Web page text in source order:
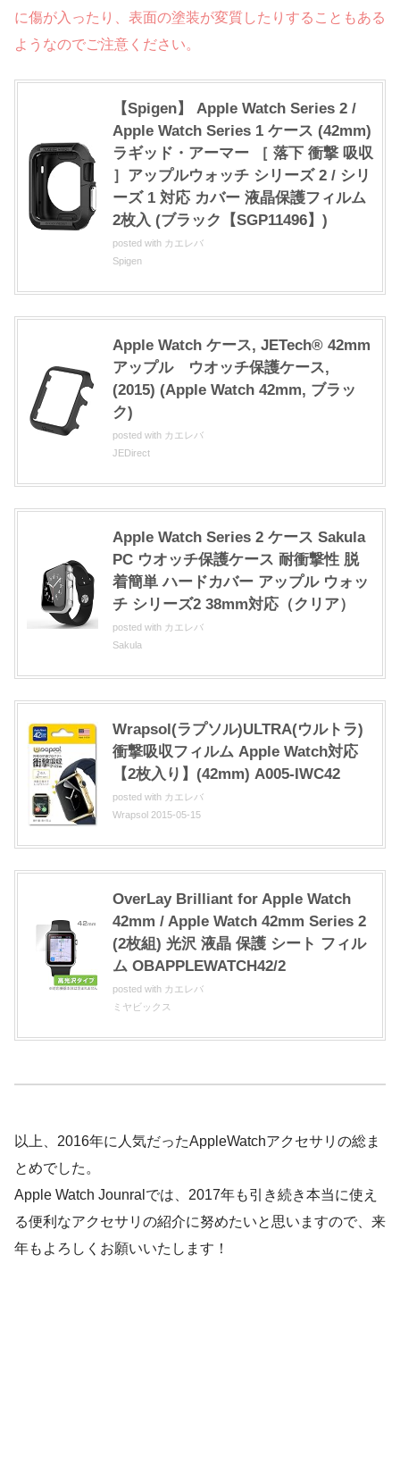
に傷が入ったり、表面の塗装が変質したりすることもある
ようなのでご注意ください。
【Spigen】 Apple Watch Series 2 /
Apple Watch Series 1 ケース (42mm)
ラギッド・アーマー ［ 落下 衝撃 吸収
］アップルウォッチ シリーズ 2 / シリ
ーズ 1 対応 カバー 液晶保護フィルム
2枚入 (ブラック【SGP11496】)
posted with カエレバ
Spigen
Apple Watch ケース, JETech® 42mm
アップル ウオッチ保護ケース,
(2015) (Apple Watch 42mm, ブラッ
ク)
posted with カエレバ
JEDirect
Apple Watch Series 2 ケース Sakula
PC ウオッチ保護ケース 耐衝撃性 脱
着簡単 ハードカバー アップル ウォッ
チ シリーズ2 38mm対応（クリア）
posted with カエレバ
Sakula
Wrapsol(ラプソル)ULTRA(ウルトラ)
衝撃吸収フィルム Apple Watch対応
【2枚入り】(42mm) A005-IWC42
posted with カエレバ
Wrapsol 2015-05-15
OverLay Brilliant for Apple Watch
42mm / Apple Watch 42mm Series 2
(2枚組) 光沢 液晶 保護 シート フィル
ム OBAPPLEWATCH42/2
posted with カエレバ
ミヤビックス
以上、2016年に人気だったAppleWatchアクセサリの総ま
とめでした。
Apple Watch Jounralでは、2017年も引き続き本当に使え
る便利なアクセサリ の紹介に努めたいと思いますので、来
年もよろしくお願いいたします！